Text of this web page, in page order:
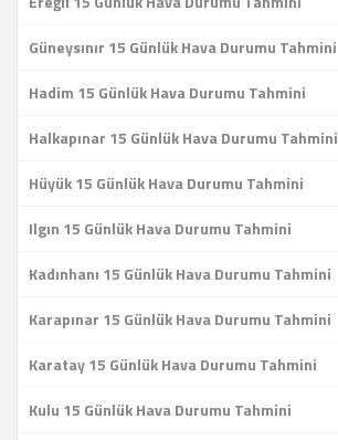
Güneysınır 15 Günlük Hava Durumu Tahmini
Hadim 15 Günlük Hava Durumu Tahmini
Halkapınar 15 Günlük Hava Durumu Tahmini
Hüyük 15 Günlük Hava Durumu Tahmini
Ilgın 15 Günlük Hava Durumu Tahmini
Kadınhanı 15 Günlük Hava Durumu Tahmini
Karapınar 15 Günlük Hava Durumu Tahmini
Karatay 15 Günlük Hava Durumu Tahmini
Kulu 15 Günlük Hava Durumu Tahmini